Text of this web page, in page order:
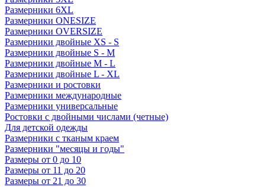
Размерники 6XL
Размерники ONESIZE
Размерники OVERSIZE
Размерники двойные XS - S
Размерники двойные S - M
Размерники двойные M - L
Размерники двойные L - XL
Размерники и ростовки
Размерники международные
Размерники универсальные
Ростовки с двойными числами (четные)
Для детской одежды
Размерники с тканым краем
Размерники "месяцы и годы"
Размеры от 0 до 10
Размеры от 11 до 20
Размеры от 21 до 30